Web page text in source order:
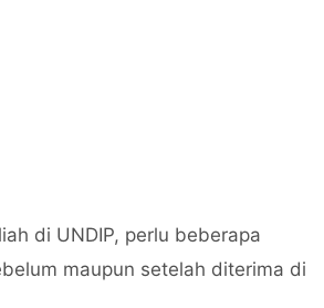
di UNDIP, perlu beberapa
maupun setelah diterima di